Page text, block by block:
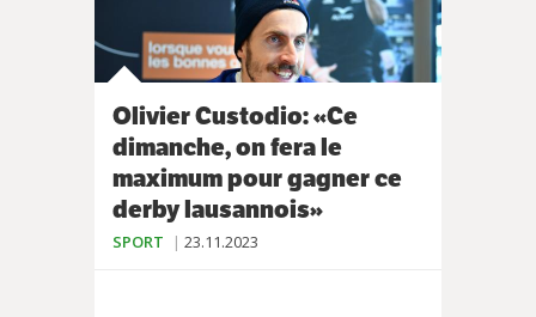
Olivier Custodio: «Ce
dimanche, on fera le
maximum pour gagner ce
derby lausannois»
SPORT 23.11.2023